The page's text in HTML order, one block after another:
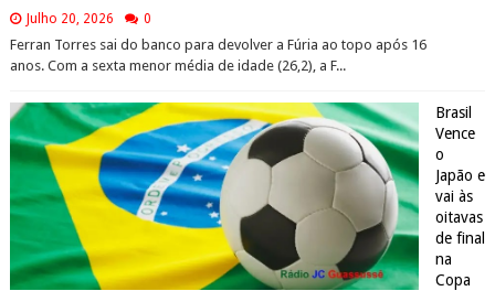
Julho 20, 2026 0
Ferran Torres sai do banco para devolver a Fúria ao topo após 16
anos. Com a sexta menor média de idade (26,2), a F...
Brasil
Vence
o
Japão e
vai às
oitavas
de final
na
Copa